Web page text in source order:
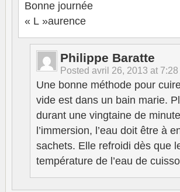
Bonne journée
« L »aurence
Philippe Baratte
Posted avril 26, 2013 at 7:28
Une bonne méthode pour
vide est dans un bain marie.
durant une vingtaine de
l’immersion, l’eau doit être à
sachets. Elle refroidi dès que
température de l’eau de